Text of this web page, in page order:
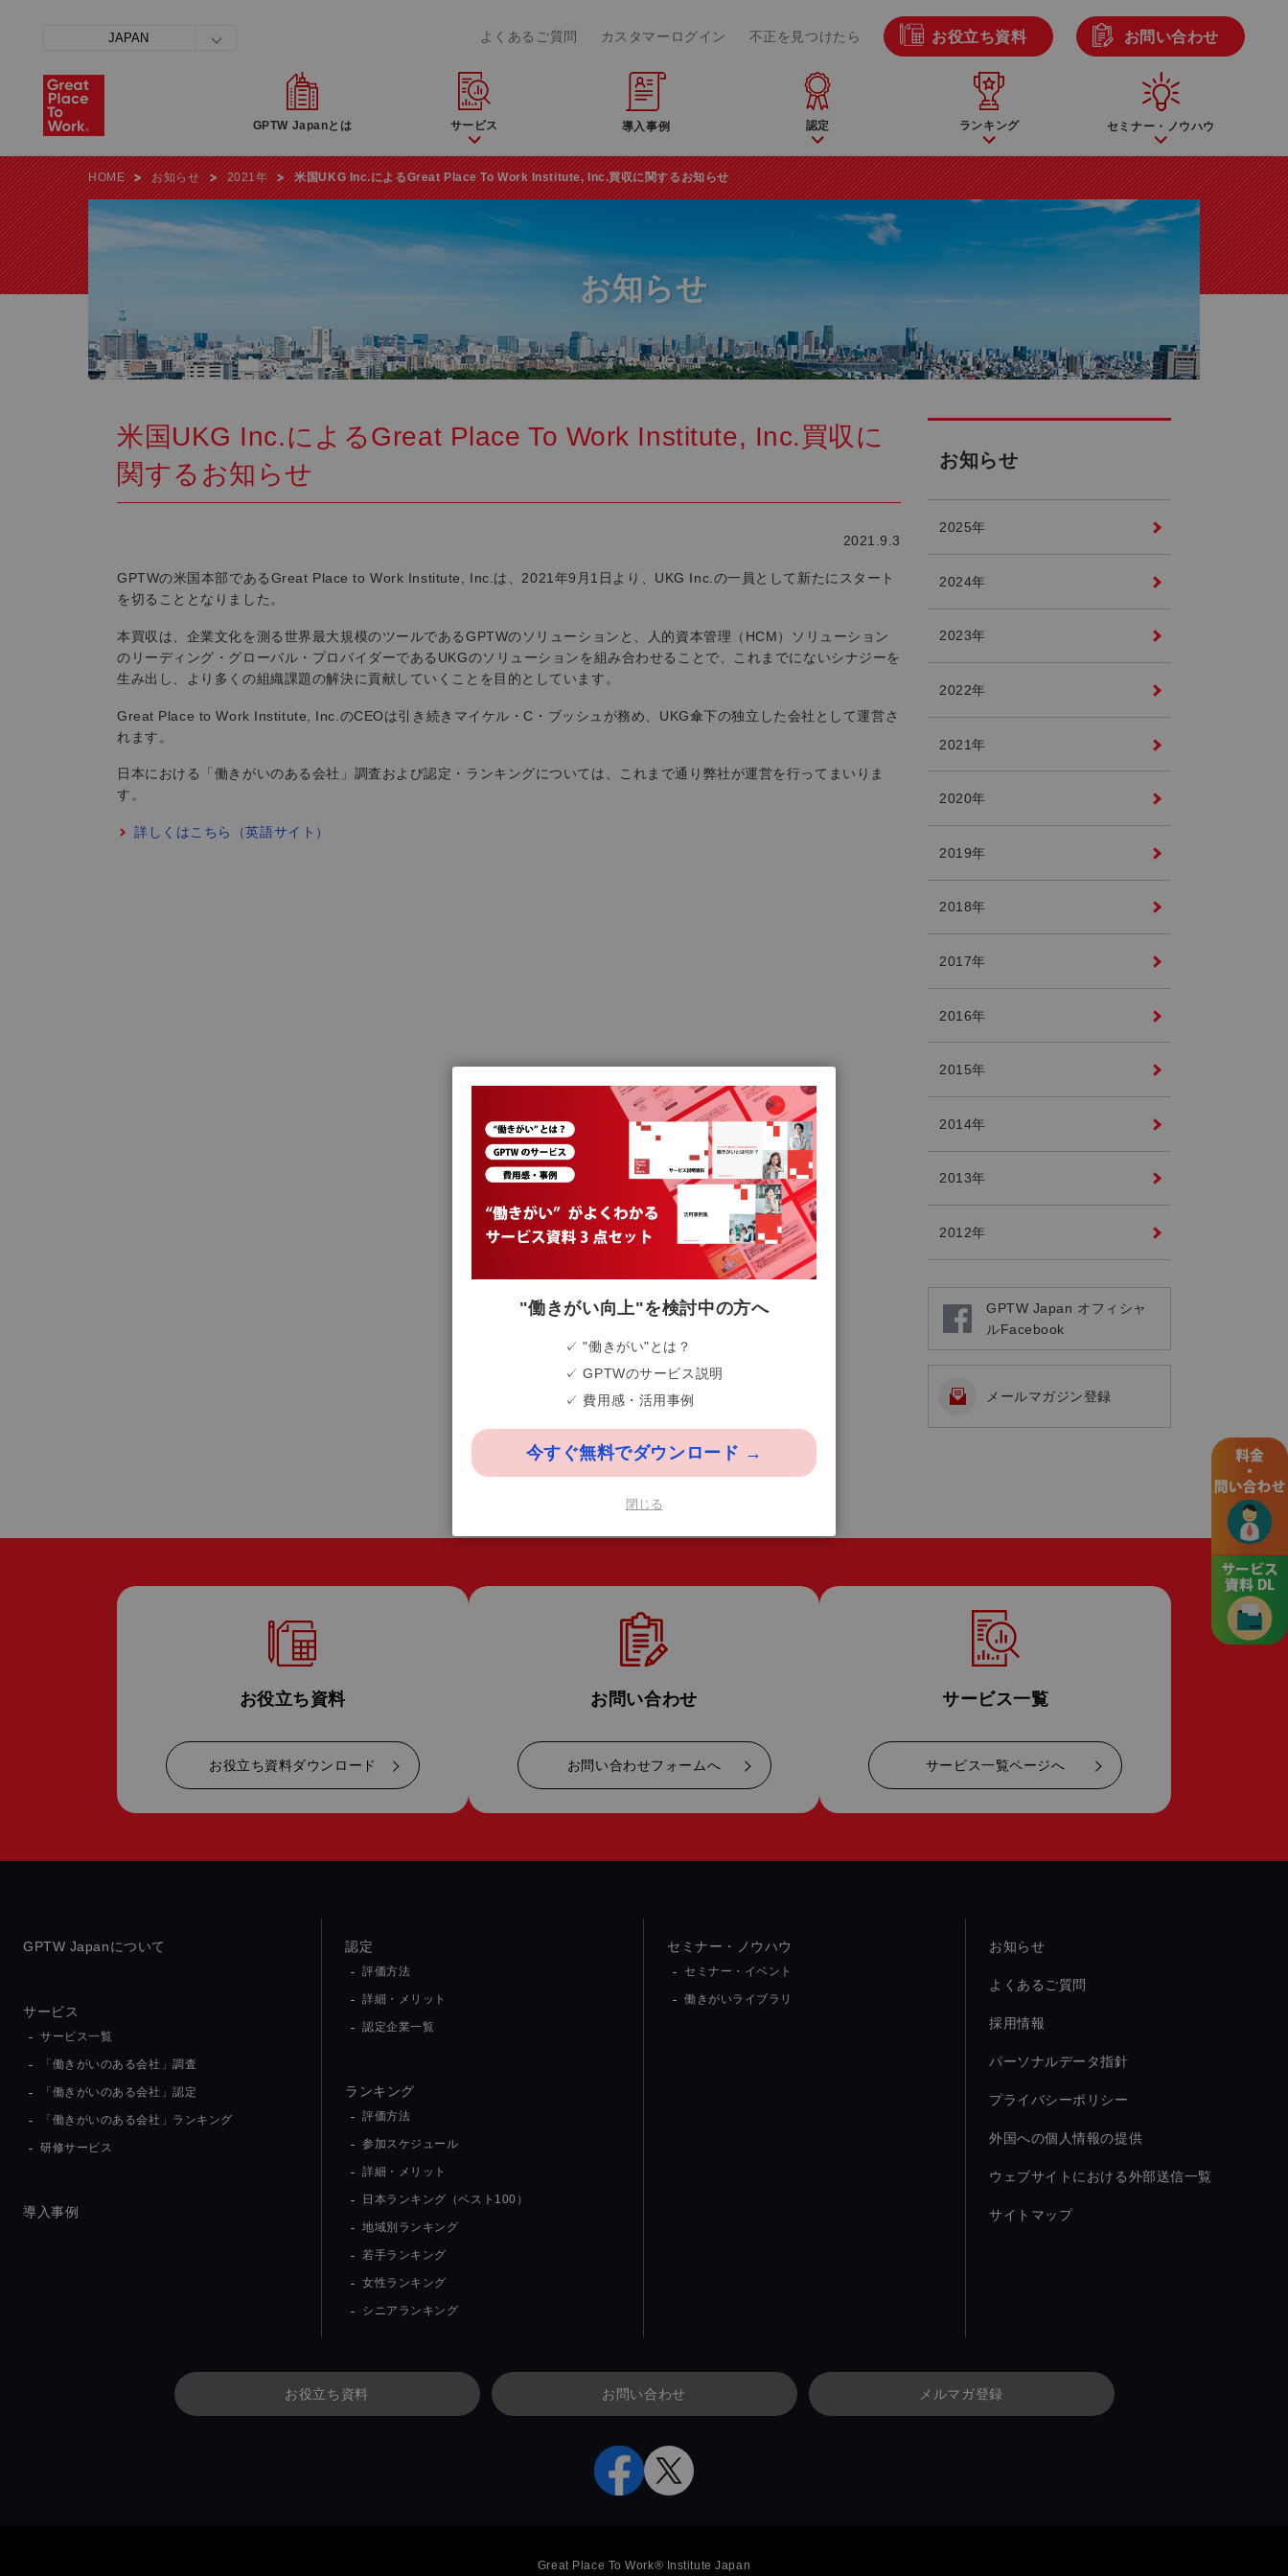
GPTW Japanとは サービス 導入事例 認定 ランキング セミナー・ノウハウ
よくあるご質問 カスタマーログイン 不正を見つけたら お役立ち資料 お問い合わせ
JAPAN
HOME お知らせ 2021年 米国UKG Inc.によるGreat Place To Work Institute, Inc.買収に関するお知らせ
お知らせ
米国UKG Inc.によるGreat Place To Work Institute, Inc.買収に
関するお知らせ
2021.9.3
GPTWの米国本部であるGreat Place to Work Institute, Inc.は、2021年9月1日より、UKG Inc.の一員として新たにスタート
を切ることとなりました。
本買収は、企業文化を測る世界最大規模のツールであるGPTWのソリューションと、人的資本管理（HCM）ソリューション
のリーディング・グローバル・プロバイダーであるUKGのソリューションを組み合わせることで、これまでにないシナジーを
生み出し、より多くの組織課題の解決に貢献していくことを目的としています。
Great Place to Work Institute, Inc.のCEOは引き続きマイケル・C・ブッシュが務め、UKG傘下の独立した会社として運営さ
れます。
日本における「働きがいのある会社」調査および認定・ランキングについては、これまで通り弊社が運営を行ってまいりま
す。
詳しくはこちら（英語サイト）
お知らせ
2025年
2024年
2023年
2022年
2021年
2020年
2019年
2018年
2017年
2016年
2015年
2014年
2013年
2012年
GPTW Japan オフィシャ
ルFacebook
メールマガジン登録
お役立ち資料
お役立ち資料ダウンロード
お問い合わせ
お問い合わせフォームへ
サービス一覧
サービス一覧ページへ
GPTW Japanについて
サービス
サービス一覧
「働きがいのある会社」調査
「働きがいのある会社」認定
「働きがいのある会社」ランキング
研修サービス
導入事例
認定
評価方法
詳細・メリット
認定企業一覧
ランキング
評価方法
参加スケジュール
詳細・メリット
日本ランキング（ベスト100）
地域別ランキング
若手ランキング
女性ランキング
シニアランキング
セミナー・ノウハウ
セミナー・イベント
働きがいライブラリ
お知らせ
よくあるご質問
採用情報
パーソナルデータ指針
プライバシーポリシー
外国への個人情報の提供
ウェブサイトにおける外部送信一覧
サイトマップ
お役立ち資料 お問い合わせ メルマガ登録
Great Place To Work® Institute Japan
"働きがい向上"を検討中の方へ
✓ "働きがい"とは？
✓ GPTWのサービス説明
✓ 費用感・活用事例
今すぐ無料でダウンロード →
閉じる